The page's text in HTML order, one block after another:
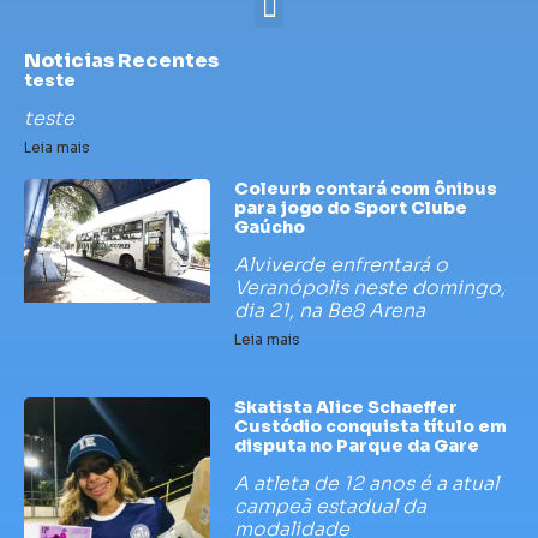
Noticias Recentes
teste
teste
Leia mais
Coleurb contará com ônibus
para jogo do Sport Clube
Gaúcho
Alviverde enfrentará o
Veranópolis neste domingo,
dia 21, na Be8 Arena
Leia mais
Skatista Alice Schaeffer
Custódio conquista título em
disputa no Parque da Gare
A atleta de 12 anos é a atual
campeã estadual da
modalidade